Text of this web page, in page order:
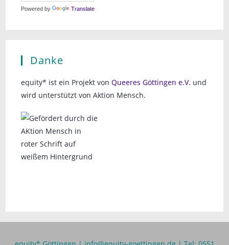
Powered by Translate
Danke
equity* ist ein Projekt vonQueeres Göttingen e.V. und
wird unterstützt von Aktion Mensch.